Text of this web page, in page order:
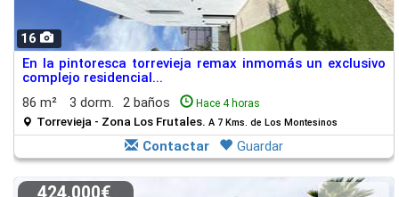
16
En la pintoresca torrevieja remax inmomás un exclusivo
complejo residencial...
86 m²
3 dorm. 2 baños Hace 4 horas
Torrevieja - Zona Los Frutales. A 7 Kms. de Los Montesinos
Contactar Guardar